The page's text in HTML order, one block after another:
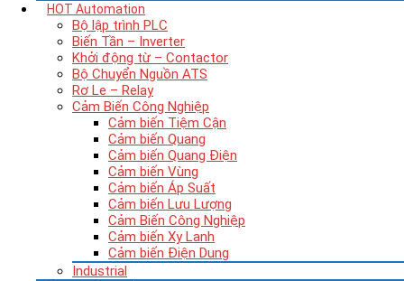
HOT Automation
Bộ lập trình PLC
Biến Tần – Inverter
Khởi động từ – Contactor
Bộ Chuyển Nguồn ATS
Rơ Le – Relay
Cảm Biến Công Nghiệp
Cảm biến Tiệm Cận
Cảm biến Quang
Cảm biến Quang Điện
Cảm biến Vùng
Cảm biến Áp Suất
Cảm biến Lưu Lượng
Cảm Biến Công Nghiệp
Cảm biến Xy Lanh
Cảm biến Điện Dung
Industrial